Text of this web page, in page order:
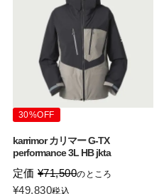
30%OFF
karrimor カリマー G-TX
performance 3L HB jkta
定価 ¥71,500のところ
¥49,830税込